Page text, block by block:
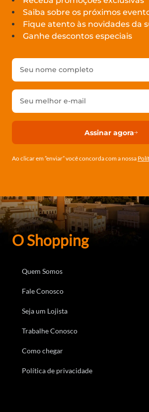
Saiba sobre os próximos
Fique atento às novidades da
Ganhe descontos especiais
Assinar agora
Ao clicar em ”enviar” você concorda com a nossa
O Shopping
Quem Somos
Fale Conosco
Seja um Lojista
Trabalhe Conosco
Como chegar
Política de privacidade